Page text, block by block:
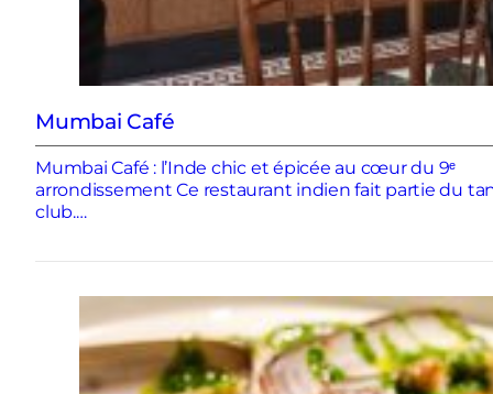
Mumbai Café
Mumbai Café : l’Inde chic et épicée au cœur du 9ᵉ
arrondissement Ce restaurant indien fait partie du
club.…